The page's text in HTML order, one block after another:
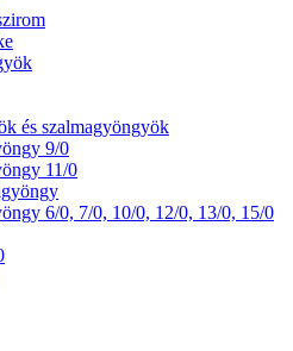
és szalmagyöngyök
9/0
11/0
6/0, 7/0, 10/0, 12/0, 13/0, 15/0